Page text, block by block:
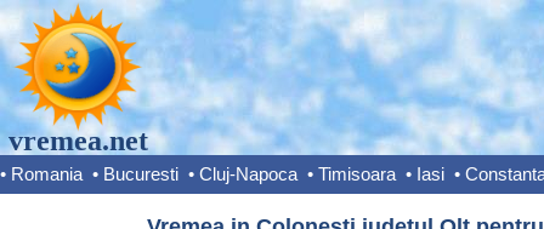
vremea.net
• Romania • Bucuresti • Cluj-Napoca • Timisoara • Iasi •